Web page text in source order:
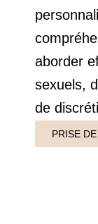
aborder
sexuels,
de
PRISE